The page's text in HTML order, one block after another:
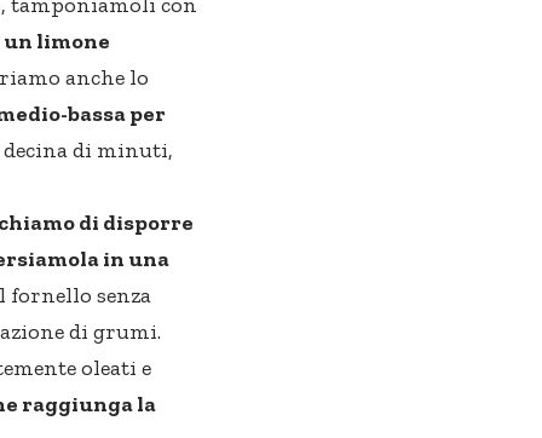
un limone
anche lo
bassa per
decina di minuti,
di disporre
in una
fornello senza
di grumi.
oleati e
raggiunga la